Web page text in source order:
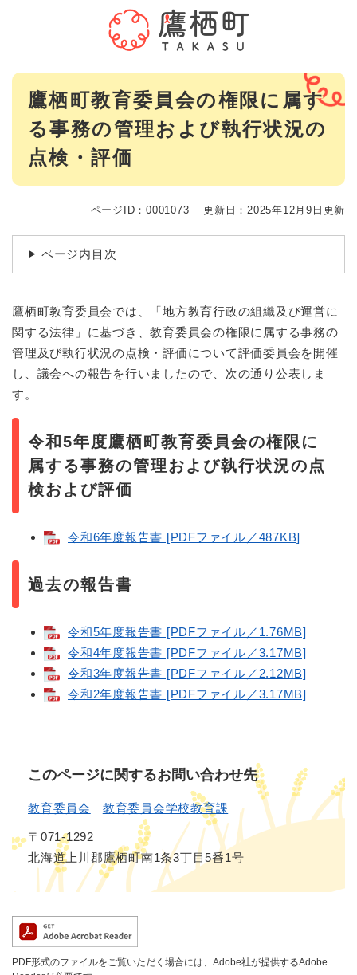
メニューを飛ばして本文へ
本
鷹栖町教育委員会の権限に属す
る事務の管理および執行状況の
点検・評価
ページID：0001073 更新日：2025年12月9日更新
ページ内目次
鷹栖町教育委員会では、「地方教育行政の組織及び運営に
関する法律」に基づき、教育委員会の権限に属する事務の
管理及び執行状況の点検・評価について評価委員会を開催
し、議会への報告を行いましたので、次の通り公表しま
す。
令和5年度鷹栖町教育委員会の権限に
属する事務の管理および執行状況の点
検および評価
令和6年度報告書 [PDFファイル／487KB]
過去の報告書
令和5年度報告書 [PDFファイル／1.76MB]
令和4年度報告書 [PDFファイル／3.17MB]
令和3年度報告書 [PDFファイル／2.12MB]
令和2年度報告書 [PDFファイル／3.17MB]
このページに関するお問い合わせ先
教育委員会 教育委員会学校教育課
〒071-1292
北海道上川郡鷹栖町南1条3丁目5番1号
PDF形式のファイルをご覧いただく場合には、Adobe社が提供するAdobe